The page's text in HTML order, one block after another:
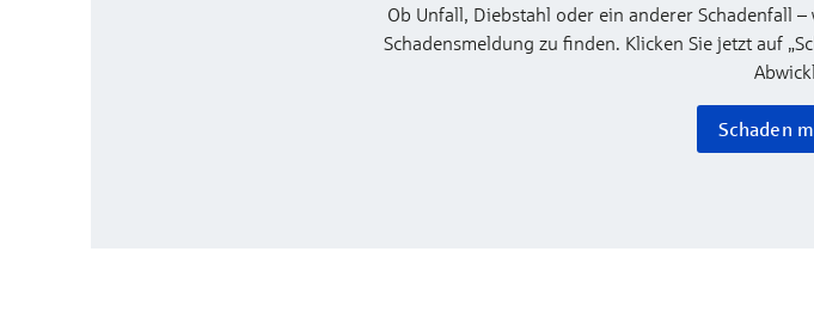
Ob Unfall, Diebstahl oder ein anderer Schadenfall
Schadensmeldung zu finden. Klicken Sie jetzt auf
Schaden